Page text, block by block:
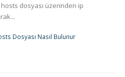
dosyası üzerinden ip
Dosyası Nasıl Bulunur